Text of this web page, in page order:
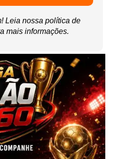
Leia nossa política de
mais informações.